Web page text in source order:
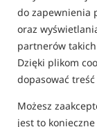
do zapewnienia
oraz
partnerów
Dzięki plikom
dopasować
Możesz
jest to